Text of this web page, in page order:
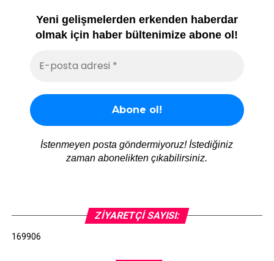
Yeni gelişmelerden erkenden haberdar
olmak için haber bültenimize abone ol!
İstenmeyen posta göndermiyoruz! İstediğiniz
zaman abonelikten çıkabilirsiniz.
ZIYARETÇI SAYISI:
169906